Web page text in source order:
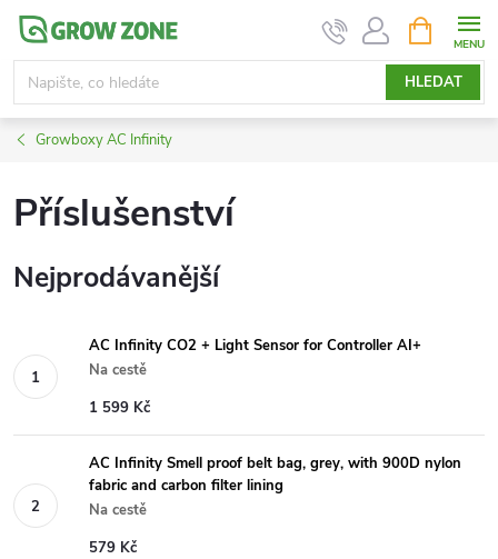
Přejít
obsah
HLEDAT
NÁKUPNÍ
KOŠÍK
Growboxy AC Infinity
Příslušenství
Nejprodávanější
AC Infinity CO2 + Light Sensor for Controller AI+
Na cestě
1 599 Kč
AC Infinity Smell proof belt bag, grey, with 900D nylon
fabric and carbon filter lining
Na cestě
579 Kč